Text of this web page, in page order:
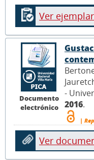
Ver
Documento
electrónico
-
2016.
|
Ver